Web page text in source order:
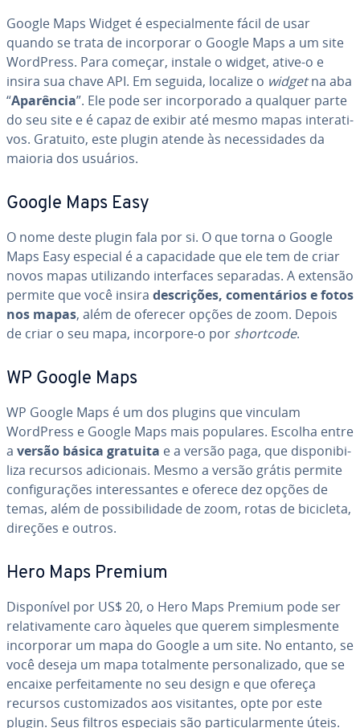
Google Maps Widget é es­pe­ci­al­mente fácil de usar
quando se trata de in­cor­po­rar o Google Maps a um site
WordPress. Para começar, instale o widget, ative-o e
insira sua chave API. Em seguida, localize o widgetna aba
“Aparência”. Ele pode ser in­cor­po­rado a qualquer parte
do seu site e é capaz de exibir até mesmo mapas in­te­ra­ti­
vos. Gratuito, este plugin atende às ne­ces­si­da­des da
maioria dos usuários.
Google Maps Easy
O nome deste plugin fala por si. O que torna o Google
Maps Easy especial é a ca­pa­ci­dade que ele tem de criar
novos mapas uti­li­zando in­ter­fa­ces separadas. A extensão
permite que você insira des­cri­ções, co­men­tá­rios e fotos
nos mapas, além de oferecer opções de zoom. Depois
de criar o seu mapa, incorpore-o por shortcode.
WP Google Maps
WP Google Maps é um dos plugins que vinculam
WordPress e Google Maps mais populares. Escolha entre
a versão básica gratuita e a versão paga, que dis­po­ni­bi­
liza recursos adi­ci­o­nais. Mesmo a versão grátis permite
con­fi­gu­ra­ções in­te­res­san­tes e oferece dez opções de
temas, além de pos­si­bi­li­dade de zoom, rotas de bicicleta,
direções e outros.
Hero Maps Premium
Dis­po­ní­vel por US$ 20, o Hero Maps Premium pode ser
re­la­ti­va­mente caro àqueles que querem sim­ples­mente
in­cor­po­rar um mapa do Google a um site. No entanto, se
você deseja um mapa to­tal­mente per­so­na­li­zado, que se
encaixe per­fei­ta­mente no seu design e que ofereça
recursos cus­to­mi­za­dos aos vi­si­tan­tes, opte por este
plugin. Seus filtros especiais são par­ti­cu­lar­mente úteis.